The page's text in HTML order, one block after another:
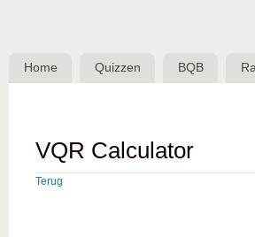
Belgische
QuizBond
Home Quizzen BQB
VQR Calculator
Terug